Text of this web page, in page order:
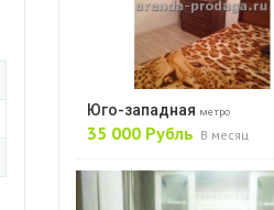
Юго-западная метро
35 000 Рубль В месяц